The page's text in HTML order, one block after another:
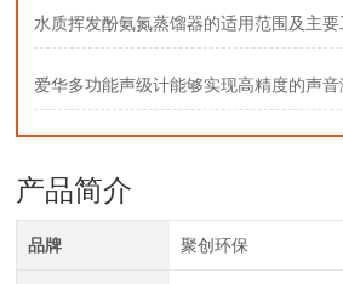
水质挥发酚氨氮蒸馏器的适用范围及主要
爱华多功能声级计能够实现高精度的声音
产品简介
品牌 聚创环保